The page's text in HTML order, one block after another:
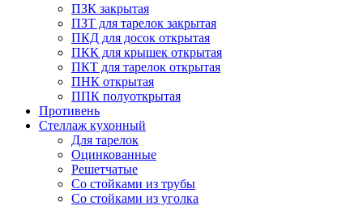
ПЗК закрытая
ПЗТ для тарелок закрытая
ПКД для досок открытая
ПКК для крышек открытая
ПКТ для тарелок открытая
ПНК открытая
ППК полуоткрытая
Противень
Стеллаж кухонный
Для тарелок
Оцинкованные
Решетчатые
Со стойками из трубы
Со стойками из уголка